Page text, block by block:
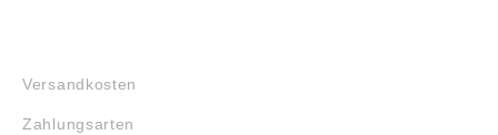
Versandkosten
Zahlungsarten